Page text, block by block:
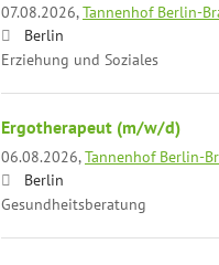
07.08.2026,Tannenhof Berlin-
Berlin
Erziehung und Soziales
Ergotherapeut (m/w/d)
06.08.2026,Tannenhof Berlin-
Berlin
Gesundheitsberatung